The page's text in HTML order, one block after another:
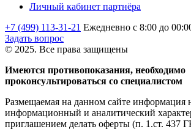
Личный кабинет партнёра
+7 (499) 113-31-21 Ежедневно с 8:00 до
Задать вопрос
© 2025. Все права защищены
Имеются противопоказания, необходимо
проконсультироваться со специалистом
Размещаемая на данном сайте информация
информационный и аналитический
приглашением делать оферты (п. 1.ст. 437